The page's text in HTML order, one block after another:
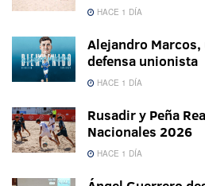
HACE 1 DÍA
Alejandro
defensa unionista
HACE 1 DÍA
Rusadir y Peña
Nacionales 2026
HACE 1 DÍA